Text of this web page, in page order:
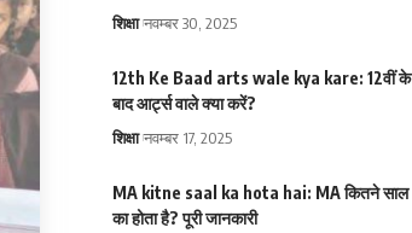
शिक्षा नवम्बर 30, 2025
12th Ke Baad arts wale kya kare: 12वीं के
बाद आर्ट्स वाले क्या करें?
शिक्षा नवम्बर 17, 2025
MA kitne saal ka hota hai: MA कितने साल
का होता है? पूरी जानकारी